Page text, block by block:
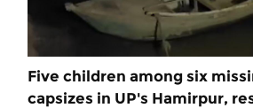
Five children among six
capsizes in UP's Hamirpur,